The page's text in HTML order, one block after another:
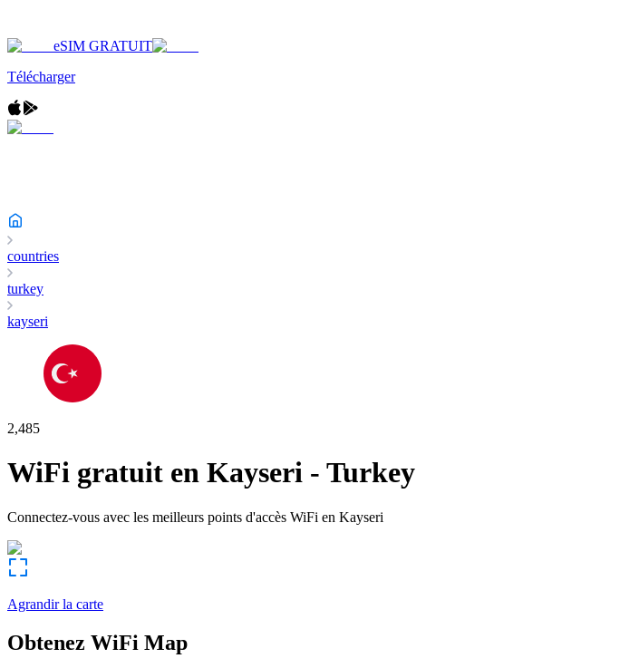
eSIM GRATUIT
Télécharger
countries
turkey
kayseri
2,485
WiFi gratuit en Kayseri - Turkey
Connectez-vous avec les meilleurs points d'accès WiFi en Kayseri
Agrandir la carte
Obtenez WiFi Map